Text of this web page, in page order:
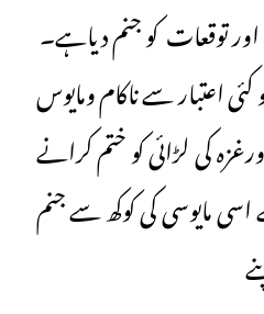
توقعات کو جنم دیاہے۔ ـ
اعتبار سے ناکام ومایوس
کی لڑائی کو ختم کرانے
مایوسی کی کوکھ سے جنم